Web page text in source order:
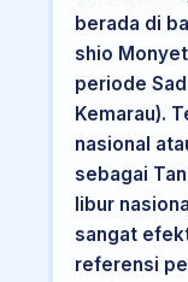
berada di
shio
periode
Kemarau).
nasional
sebagai
libur
sangat
referensi